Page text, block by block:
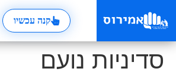
קנה עכשיו
סדיניות נועם